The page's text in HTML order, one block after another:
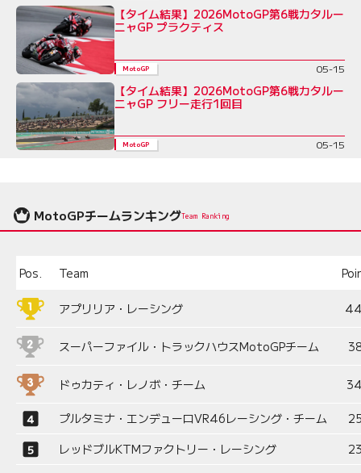
【タイム結果】2026MotoGP第6戦カタルー
ニャGP プラクティス
MotoGP 05-15
【タイム結果】2026MotoGP第6戦カタルー
ニャGP フリー走行1回目
MotoGP 05-15
MotoGPチームランキングTeam Ranking
Pos. Team
アプリリア・レーシング
スーパーファイル・トラックハウスMotoGPチーム
ドゥカティ・レノボ・チーム
プルタミナ・エンデューロVR46レーシング・チーム
レッドブルKTMファクトリー・レーシング